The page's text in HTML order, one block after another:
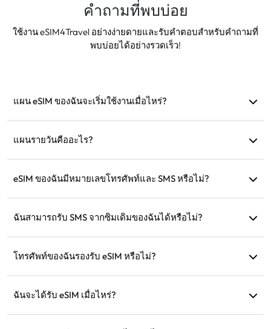
คำถามที่พบบ่อย
ใช้งาน eSIM4Travel อย่างง่ายดายและรับคำตอบสำหรับคำถามที่
พบบ่อยได้อย่างรวดเร็ว!
แผน eSIM ของฉันจะเริ่มใช้งานเมื่อไหร่?
แนะนำให้ติดตั้งก่อนออกเดินทาง
แผนรายวันคืออะไร?
โมงเช้าในวันถัดไป หากใช้ข้อมูลครบตามที่กำหนด ความเร็วจะ
eSIM ของฉันมีหมายเลขโทรศัพท์และ SMS หรือไม่?
WhatsApp เพื่อการสื่อสารได้
ฉันสามารถรับ SMS จากซิมเดิมของฉันได้หรือไม่?
เพื่อรับ SMS เช่น การแจ้งเตือนบัตรเครดิตขณะเดินทาง
โทรศัพท์ของฉันรองรับ eSIM หรือไม่?
เพื่อยืนยันว่าอุปกรณ์ของคุณรองรับ eSIM หรือไม่
ฉันจะได้รับ eSIM เมื่อไหร่?